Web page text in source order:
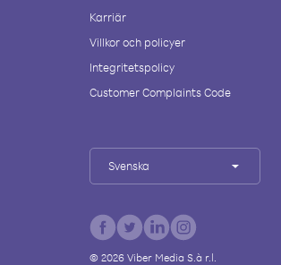
Karriär
Villkor och policyer
Integritetspolicy
Customer Complaints Code
Svenska
© 2026Viber Media S.à r.l.